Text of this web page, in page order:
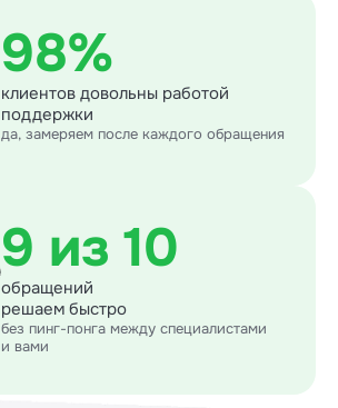
98%
клиентов довольны работой
поддержки
да, замеряем после каждого обращения
9 из 10
обращений
решаем быстро
без пинг-понга между специалистами
и вами